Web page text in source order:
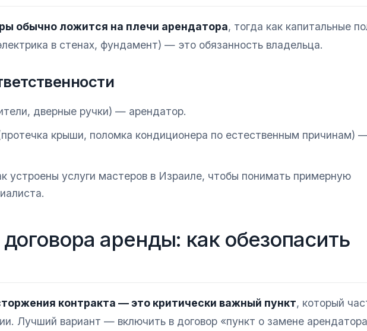
обычно ложится на плечи арендатора, тогда как капитальные
в стенах, фундамент) — это обязанность владельца.
дверные ручки) — арендатор.
крыши, поломка кондиционера по естественным причинам)
устроены услуги мастеров в Израиле, чтобы понимать примерную
аренды: как обезопасить
контракта — это критически важный пункт, который
Лучший вариант — включить в договор «пункт о замене